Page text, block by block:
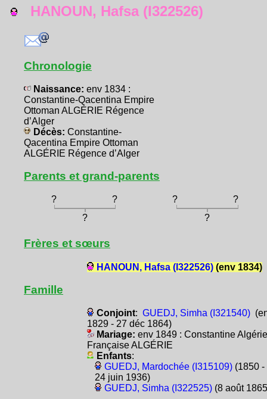
HANOUN, Hafsa (I322526)
Chronologie
Naissance: env 1834 :
Constantine-Qacentina Empire
Ottoman ALGÉRIE Régence
d’Alger
Décès: Constantine-
Qacentina Empire Ottoman
ALGÉRIE Régence d’Alger
Parents et grand-parents
? ? ?
?
?
?
Frères et sœurs
HANOUN, Hafsa (I322526)(env 1834)
Famille
Conjoint: GUEDJ, Simha (I321540)
1829 - 27 déc 1864)
Mariage: env 1849 : Constantine Algérie
Française ALGÉRIE
Enfants:
GUEDJ, Mardochée (I315109)(1850 -
24 juin 1936)
GUEDJ, Simha (I322525)(8 août